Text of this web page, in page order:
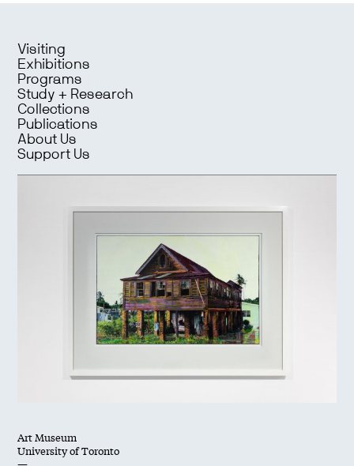
Visiting
Exhibitions
Programs
Study + Research
Collections
Publications
About Us
Support Us
Art Museum
University of Toronto